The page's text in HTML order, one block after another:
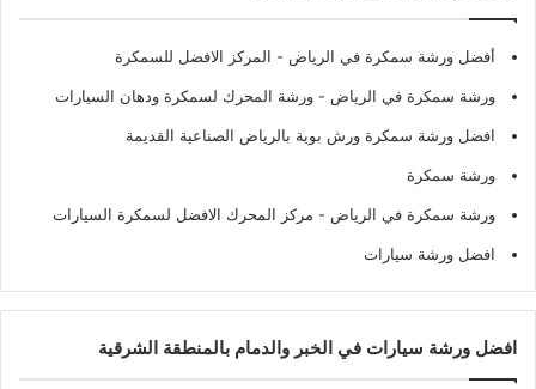
أفضل ورشة سمكرة في الرياض - المركز الافضل للسمكرة
ورشة سمكرة في الرياض - ورشة المحرك لسمكرة ودهان السيارات
افضل ورشة سمكرة ورش بوية بالرياض الصناعية القديمة
ورشة سمكرة
ورشة سمكرة في الرياض - مركز المحرك الافضل لسمكرة السيارات
افضل ورشة سيارات
افضل ورشة سيارات في الخبر والدمام بالمنطقة الشرقية